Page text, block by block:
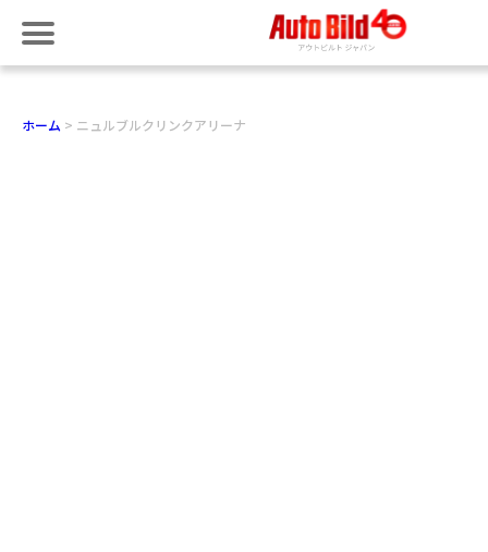
ホーム ニュルブルクリンクアリーナ